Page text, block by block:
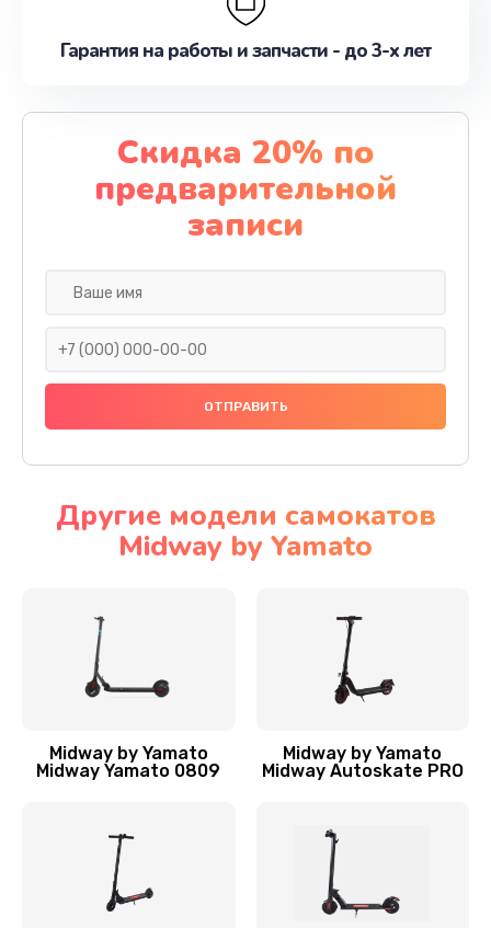
Гарантия на работы и запчасти - до 3-х лет
Скидка 20% по
предварительной
записи
Другие модели самокатов
Midway by Yamato
Midway by Yamato
Midway Yamato 0809
Midway by Yamato
Midway Autoskate PRO